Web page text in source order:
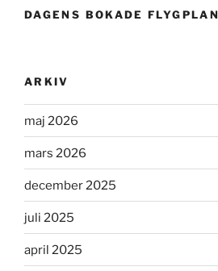
DAGENS BOKADE FLYGPLAN
ARKIV
maj 2026
mars 2026
december 2025
juli 2025
april 2025